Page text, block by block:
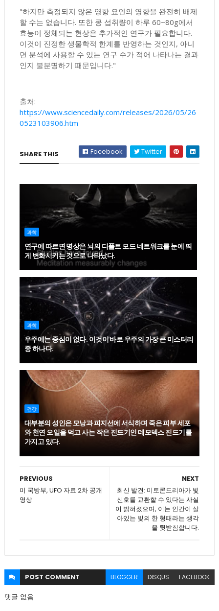
"하지만 측정되지 않은 영향 요인의 영향을 완전히 배제
할 수는 없습니다. 또한 콩 섭취량이 하루 60~80g에서
효능이 정체되는 현상은 추가적인 연구가 필요합니다.
이것이 진정한 생물학적 한계를 반영하는 것인지, 아니
면 분석에 사용할 수 있는 연구 수가 적어 나타나는 결과
인지 불분명하기 때문입니다."
출처:
https://www.sciencedaily.com/releases/2026/05/26
0523103906.htm
SHARE THIS Facebook Twitter
과학
연구에 따르면 명상은 뇌의 디폴트 모드 네트워크를 눈에 띄
게 변화시키는 것으로 나타났다.
과학
우주에는 중심이 없다. 이것이 바로 우주의 가장 큰 미스터리
중 하나다.
건강
대부분의 성인은 모낭과 피지선에 서식하며 죽은 피부 세포
와 천연 오일을 먹고 사는 작은 진드기인 데모덱스 진드기를
가지고 있다.
NEXT
최신 발견: 미토콘드리아가 빛
신호를 교환할 수 있다는 사실
이 밝혀졌으며, 이는 인간이 살
아있는 빛의 한 형태라는 생각
을 뒷받침합니다.
PREVIOUS
미 국방부, UFO 자료 2차 공개
영상
POST COMMENT BLOGGER DISQUS FACEBOOK
댓글 없음